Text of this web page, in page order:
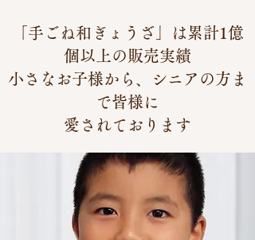
「手ごね和ぎょうざ」は 累計1億
個以上の販売実績
小さなお子様から、シニアの方ま
で皆様に
愛されております